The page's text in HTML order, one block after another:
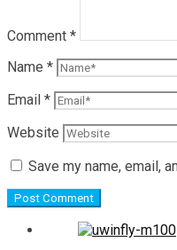
Comment *
Name *
Email *
Website
Save my name, email,